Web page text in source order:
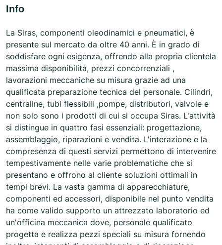
Info
La Siras, componenti oleodinamici e pneumatici, è
presente sul mercato da oltre 40 anni. È in grado di
soddisfare ogni esigenza, offrendo alla propria clientela
massima disponibilità, prezzi concorrenziali ,
lavorazioni meccaniche su misura grazie ad una
qualificata preparazione tecnica del personale. Cilindri,
centraline, tubi flessibili ,pompe, distributori, valvole e
non solo sono i prodotti di cui si occupa Siras. L'attività
si distingue in quattro fasi essenziali: progettazione,
assemblaggio, riparazioni e vendita. L'interazione e la
compresenza di questi servizi permettono di intervenire
tempestivamente nelle varie problematiche che si
presentano e offrono al cliente soluzioni ottimali in
tempi brevi. La vasta gamma di apparecchiature,
componenti ed accessori, disponibile nel punto vendita
ha come valido supporto un attrezzato laboratorio ed
un'officina meccanica dove, personale qualificato
progetta e realizza pezzi speciali su misura fornendo